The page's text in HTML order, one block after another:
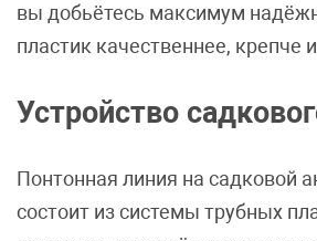
вы добьётесь максимум
пластик качественнее, крепче
Устройство
Понтонная линия на садковой
состоит из системы трубных